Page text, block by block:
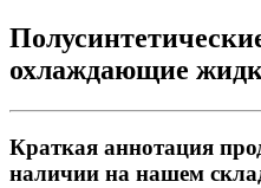
охлаждающие
Краткая аннотация
наличии на нашем